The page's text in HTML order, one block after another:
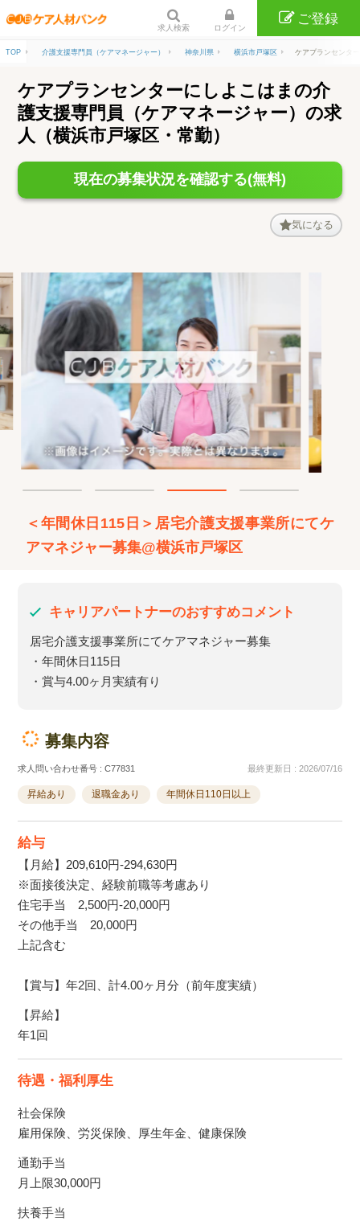
求人検索 ログイン
ご登録
TOP 介護支援専門員（ケアマネージャー） 神奈川県 横浜市戸塚区 ケアプランセンタ
ケアプランセンターにしよこはまの介
護支援専門員（ケアマネージャー）の求
人（横浜市戸塚区・常勤）
現在の募集状況を確認する(無料)
気になる
＜年間休日115日＞居宅介護支援事業所にてケ
アマネジャー募集@横浜市戸塚区
キャリアパートナーのおすすめコメント
居宅介護支援事業所にてケアマネジャー募集
・年間休日115日
・賞与4.00ヶ月実績有り
募集内容
求人問い合わせ番号 : C77831 最終更新日 : 2026/07/16
昇給あり 退職金あり 年間休日110日以上
給与
【月給】209,610円‐294,630円
※面接後決定、経験前職等考慮あり
住宅手当 2,500円‐20,000円
その他手当 20,000円
上記含む
【賞与】年2回、計4.00ヶ月分（前年度実績）
【昇給】
年1回
待遇・福利厚生
社会保険
雇用保険、労災保険、厚生年金、健康保険
通勤手当
月上限30,000円
扶養手当